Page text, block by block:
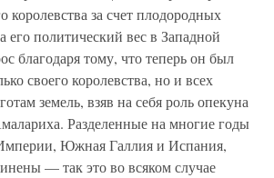
королевства за счет плодородных
его политический вес в Западной
благодаря тому, что теперь он был
своего королевства, но и всех
земель, взяв на себя роль опекуна
Разделенные на многие годы
Южная Галлия и Испания,
— так это во всяком случае